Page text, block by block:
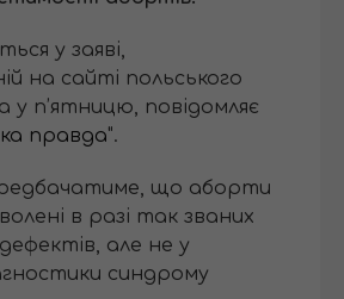
у заяві,
на сайті польського
у п’ятницю, повідомляє
правда".
що аборти
в разі так званих
але не у
синдрому